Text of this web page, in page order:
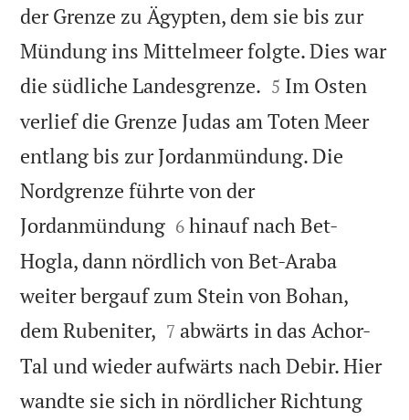
der Grenze zu Ägypten, dem sie bis zur
Mündung ins Mittelmeer folgte. Dies war
die südliche Landesgrenze. 

5 Im Osten
verlief die Grenze Judas am Toten Meer
entlang bis zur Jordanmündung. Die
Nordgrenze führte von der
Jordanmündung
6 hinauf nach Bet-
Hogla, dann nördlich von Bet-Araba
weiter bergauf zum Stein von Bohan,
dem Rubeniter, 

7 abwärts in das Achor-
Tal und wieder aufwärts nach Debir. Hier
wandte sie sich in nördlicher Richtung